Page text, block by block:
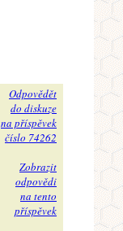
Odpovědět
do diskuze
na příspěvek
číslo 74262
Zobrazit
odpovědi
na tento
příspěvek